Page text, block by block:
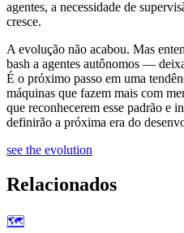
agentes, a necessidade de
cresce.
A evolução não acabou. Mas
bash a agentes autônomos —
É o próximo passo em uma
máquinas que fazem mais com
que reconhecerem esse padrão e
definirão a próxima era do
see the evolution
Relacionados
🗺️